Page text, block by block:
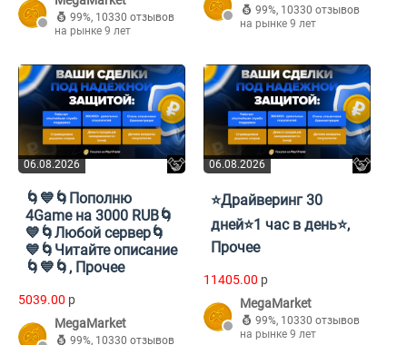
99%, 10330 отзывов
на рынке 9 лет
99%, 10330 отзывов
на рынке 9 лет
06.08.2026
🌀💙🌀Пополню
4Game на 3000 RUB🌀
💙🌀Любой сервер🌀
💙🌀Читайте описание
🌀💙🌀, Прочее
5039.00 p
MegaMarket
99%, 10330 отзывов
06.08.2026
⭐Драйверинг 30
дней⭐1 час в день⭐,
Прочее
11405.00 p
MegaMarket
99%, 10330 отзывов
на рынке 9 лет